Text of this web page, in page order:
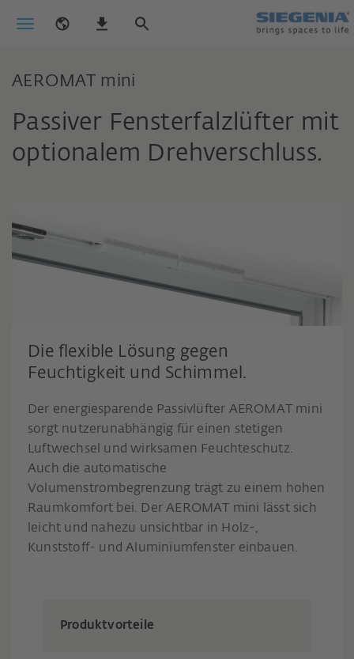
AEROMAT mini
Passiver Fensterfalzlüfter mit
optionalem Drehverschluss.
Die flexible Lösung gegen
Feuchtigkeit und Schimmel.
Der energiesparende Passivlüfter AEROMAT mini
sorgt nutzerunabhängig für einen stetigen
Luftwechsel und wirksamen Feuchteschutz.
Auch die automatische
Volumenstrombegrenzung trägt zu einem hohen
Raumkomfort bei. Der AEROMAT mini lässt sich
leicht und nahezu unsichtbar in Holz-,
Kunststoff- und Aluminiumfenster einbauen.
Produktvorteile